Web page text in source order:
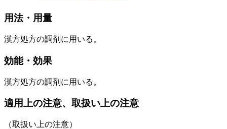
用法・用量
漢方処方の調剤に用いる。
効能・効果
漢方処方の調剤に用いる。
適用上の注意、取扱い上の注意
（取扱い上の注意）